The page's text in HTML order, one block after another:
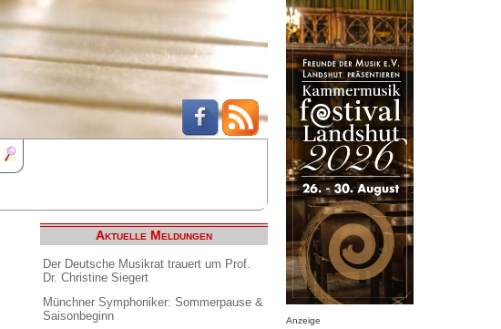
Aktuelle Meldungen
Der Deutsche Musikrat trauert um Prof.
Dr. Christine Siegert
Münchner Symphoniker: Sommerpause &
Saisonbeginn
Anzeige